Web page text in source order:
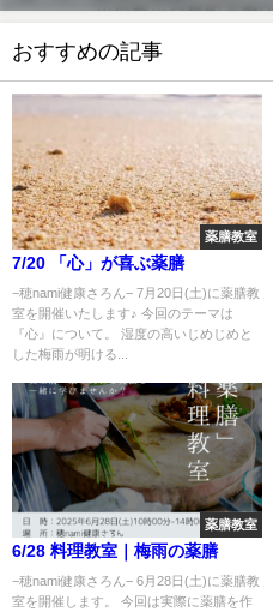
おすすめの記事
薬膳教室
7/20 「心」が喜ぶ薬膳
−穂nami健康さろん− 7月20日(土)に薬膳教
室を開催いたします♪ 今回のテーマは
『心』について。 湿度の高いじめじめと
した梅雨が明ける...
薬膳教室
6/28 料理教室｜梅雨の薬膳
−穂nami健康さろん− 6月28日(土)に薬膳教
室を開催します。 今回は実際に薬膳を作